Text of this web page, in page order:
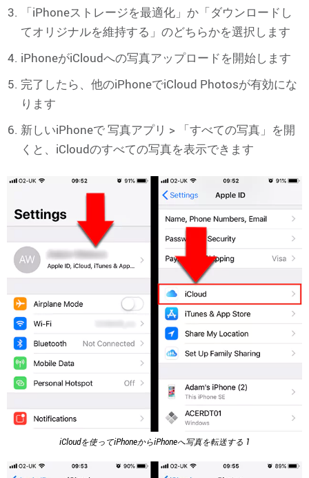
「iPhoneストレージを最適化」か「ダウンロードし
てオリジナルを維持する」のどちらかを選択します
iPhoneがiCloudへの写真アップロードを開始します
完了したら、他のiPhoneでiCloud Photosが有効にな
ります
新しいiPhoneで 写真アプリ > 「すべての写真」を開
くと、iCloudのすべての写真を表示できます
iCloudを使ってiPhoneからiPhoneへ写真を転送する 1